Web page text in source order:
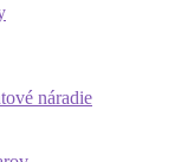
náradie